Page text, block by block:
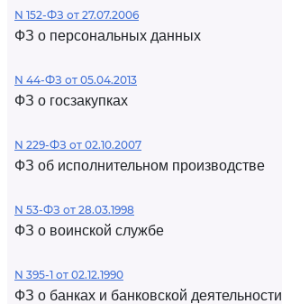
N 152-ФЗ от 27.07.2006
ФЗ о персональных данных
N 44-ФЗ от 05.04.2013
ФЗ о госзакупках
N 229-ФЗ от 02.10.2007
ФЗ об исполнительном производстве
N 53-ФЗ от 28.03.1998
ФЗ о воинской службе
N 395-1 от 02.12.1990
ФЗ о банках и банковской деятельности